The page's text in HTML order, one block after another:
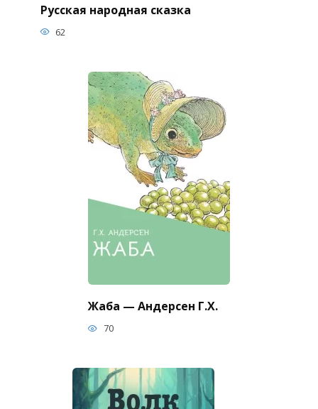
Русская народная сказка
62
Жаба — Андерсен Г.Х.
70